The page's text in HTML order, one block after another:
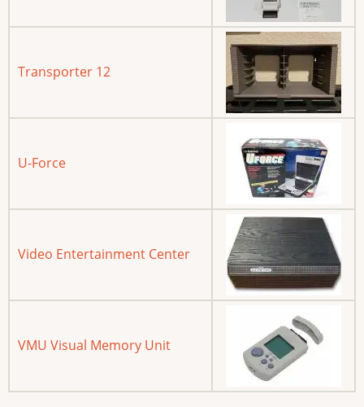
Transporter 12
U-Force
Video Entertainment Center
VMU Visual Memory Unit